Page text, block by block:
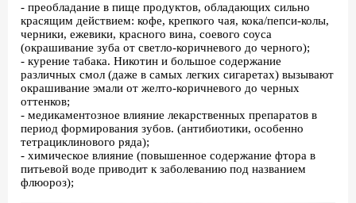
- преобладание в пище продуктов, обладающих сильно
красящим действием: кофе, крепкого чая, кока/пепси-колы,
черники, ежевики, красного вина, соевого соуса
(окрашивание зуба от светло-коричневого до черного);
- курение табака. Никотин и большое содержание
различных смол (даже в самых легких сигаретах) вызывают
окрашивание эмали от желто-коричневого до черных
оттенков;
- медикаментозное влияние лекарственных препаратов в
период формирования зубов. (антибиотики, особенно
тетрациклинового ряда);
- химическое влияние (повышенное содержание фтора в
питьевой воде приводит к заболеванию под названием
флюороз);